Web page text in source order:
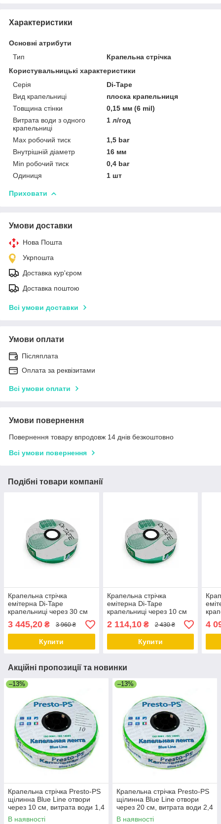
Характеристики
Основні атрибути
Тип
Крапельна стрічка
Користувальницькі характеристики
Серія
Di-Tape
Вид крапельниці
плоска крапельниця
Товщина стінки
0,15 мм (6 mil)
Витрата води з одного
крапельниці
1 л/год
Max робочий тиск
1,5 bar
Внутрішній діаметр
16 мм
Min робочий тиск
0,4 bar
Одиниця
1 шт
Приховати
Умови доставки
Нова Пошта
Укрпошта
Доставка кур'єром
Доставка поштою
Всі умови доставки
Умови оплати
Післяплата
Оплата за реквізитами
Всі умови оплати
Умови повернення
Повернення товару впродовж 14 днів безкоштовно
Всі умови повернення
Подібні товари компанії
Крапельна стрічка
емітерна Di-Tape
крапельниці через 30 см
довжина 2000 м, (DI-30-
2000)
3 445,20 ₴ 3 960 ₴
Купити
Крапельна стрічка
емітерна Di-Tape
крапельниці через 10 см
довжина 1000 м, (DI-10-
1000)
2 114,10₴ 2 430 ₴
Купити
4
Акційні пропозиції та новинки
–13%
Крапельна стрічка Presto-PS
щілинна Blue Line отвори
через 10 см, витрата води 1,4
л/год, довжина 500 м
В наявності
–13%
Крапельна стрічка Presto-PS
щілинна Blue Line отвори
через 20 см, витрата води 2,4
л/год, довжина 500 м
В наявності